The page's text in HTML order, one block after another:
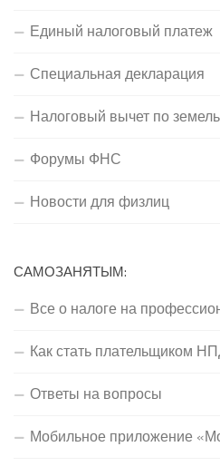
Единый налоговый платеж
Специальная декларация
Налоговый вычет по
Форумы ФНС
Новости для физлиц
САМОЗАНЯТЫМ:
Все о налоге на
Как стать плательщиком
Ответы на вопросы
Мобильное приложение